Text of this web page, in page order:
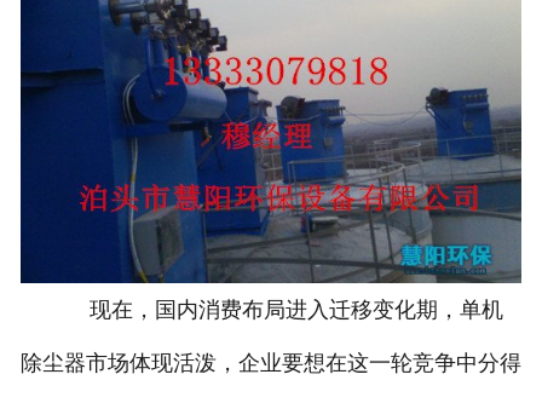
现在，国内消费布局进入迁移变化期，单机
除尘器市场体现活泼，企业要想在这一轮竞争中分得